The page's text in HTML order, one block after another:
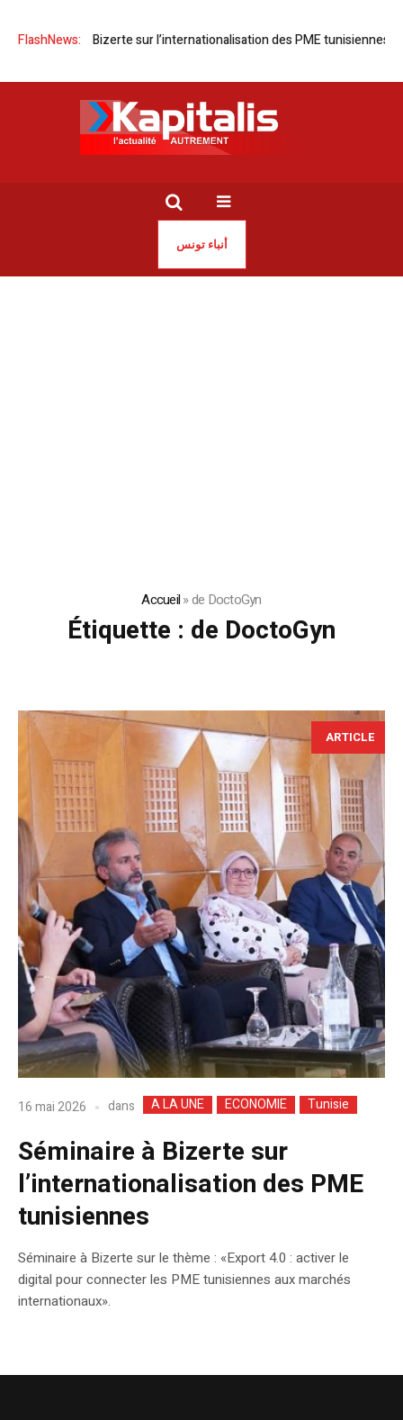
FlashNews:
Séminaire à Bizerte sur l’internationalisation des PME tunisiennes
أنباء تونس
Accueil»de DoctoGyn
Étiquette : de DoctoGyn
ARTICLE
16 mai 2026 dans A LA UNE ECONOMIE Tunisie
Séminaire à Bizerte sur
l’internationalisation des PME
tunisiennes
Séminaire à Bizerte sur le thème : «Export 4.0 : activer le
digital pour connecter les PME tunisiennes aux marchés
internationaux».